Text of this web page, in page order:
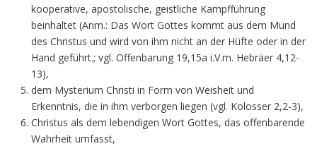
kooperative, apostolische, geistliche Kampfführung
beinhaltet (Anm.: Das Wort Gottes kommt aus dem Mund
des Christus und wird von ihm nicht an der Hüfte oder in der
Hand geführt.; vgl. Offenbarung 19,15a i.V.m. Hebräer 4,12-
13),
dem Mysterium Christi in Form von Weisheit und
Erkenntnis, die in ihm verborgen liegen (vgl. Kolosser 2,2-3),
Christus als dem lebendigen Wort Gottes, das offenbarende
Wahrheit umfasst,